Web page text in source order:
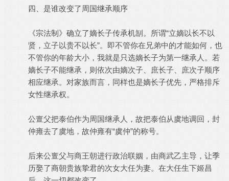
四、是谁改变了周国继承顺序
《宗法制》确立了嫡长子传承机㓡。所谓“立嫡以长不以
贤，立子以贵不以长”。即不管你在兄弟中的才能如何，也
不管你的年龄大小，我就是只选嫡长子为第一继承人。若
嫡长子不能继承，则依次由嫡次子、庶长子、庶次子顺序
相应继承。对家族而言，同样也是嫡长子优先，严格排斥
女性继承权。
公亶父把泰伯作为周国继承人，故把泰伯从虞地调回，封
仲雍去了虞地，故仲雍有“虞仲”的称号。
后来公亶父与商王朝进行政治联姻，由商武乙主导，让季
历娶了商朝贵族挚君的次女大任为妻。在大任生下姬昌